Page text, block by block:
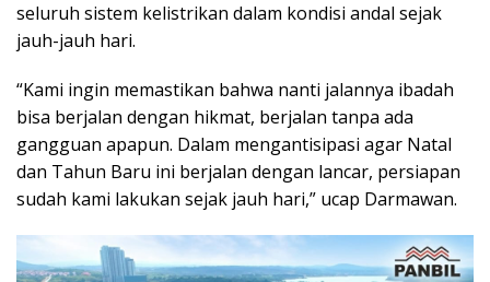
seluruh sistem kelistrikan dalam kondisi andal sejak
jauh-jauh hari.
“Kami ingin memastikan bahwa nanti jalannya ibadah
bisa berjalan dengan hikmat, berjalan tanpa ada
gangguan apapun. Dalam mengantisipasi agar Natal
dan Tahun Baru ini berjalan dengan lancar, persiapan
sudah kami lakukan sejak jauh hari,” ucap Darmawan.